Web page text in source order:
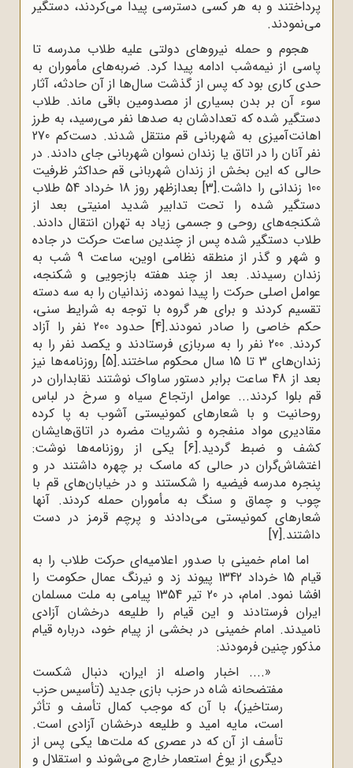
و به هر کسی دسترسی پیدا می‌کردند، دستگیر
هجوم و حمله نیروهای دولتی علیه طلاب مدرسه تا
از نیمه‌شب ادامه پیدا کرد. ضربه‌های مأموران به
کاری بود که پس از گذشت سال‌ها از آن حادثه، آثار
آن بر بدن بسیاری از مصدومین باقی ماند. طلاب
شده که تعدادشان به صدها نفر می‌رسید، به طرز
اهانت‌آمیزی به شهربانی قم منتقل شدند. دست‌کم 270
آنان را در اتاق یا زندان نسوان شهربانی جای دادند. در
که این بخش از زندان شهربانی قم حداکثر ظرفیت
بعدازظهر روز 18 خرداد 54 طلاب
شده را تحت تدابیر شدید امنیتی بعد از
روحی و جسمی زیاد به تهران انتقال دادند.
دستگیر شده پس از چندین ساعت حرکت در جاده
و شهر و گذر از منطقه‌ نظامی اوین، ساعت 9 شب به
رسیدند. بعد از چند هفته بازجویی و شکنجه،
اصلی حرکت را پیدا نموده، زندانیان را به سه دسته
کردند و برای هر گروه با توجه به شرایط سنی،
خاصی را صادر نمودند. [4]
حدود 200 نفر را آزاد
کردند. 200 نفر را به سربازی فرستادند و یکصد نفر را به
3 تا 15 سال محکوم ساختند.
[5] روزنامه‌ها نیز
بعد از 48 ساعت برابر دستور ساواک نوشتند نقابداران در
بلوا کردند... عوامل ارتجاع سیاه و سرخ در لباس
و با شعارهای کمونیستی آشوب به ‌پا کرده
مواد منفجره و نشریات مضره در اتاق‌هایشان
و ضبط گردید.
یکی از روزنامه‌ها نوشت:
در حالی که ماسک بر چهره داشتند در و
مدرسه فیضیه را شکستند و در خیابان‌های قم با
و چماق و سنگ به مأموران حمله کردند. آنها
کمونیستی می‌دادند و پرچم قرمز در دست
[7]
اما امام خمینی با صدور اعلامیه‌ای حرکت طلاب را به
قیام 15 خرداد 1342 پیوند زد و نیرنگ عمال حکومت را
افشا نمود. امام، در 20 تیر 1354 پیامی به ملت مسلمان
فرستادند و این قیام را طلیعه درخشان آزادی
امام خمینی در بخشی از پیام خود، درباره قیام
چنین فرمودند:
«.... اخبار واصله از ایران، دنبال شکست
مفتضحانه شاه در حزب بازی جدید (تأسیس حزب
رستاخیز)، با آن که موجب کمال تأسف و تأثر
است، مایه امید و طلیعه درخشان آزادی است.
تأسف از آن که در عصری که ملت‌ها یکی پس از
دیگری از یوغ استعمار خارج می‌شوند و استقلال و